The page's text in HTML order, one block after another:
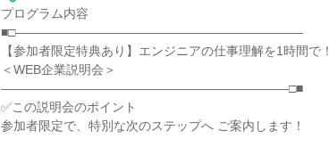
プログラム内容
■□―――――――――――――――――――――――
【参加者限定特典あり】エンジニアの仕事理解を1時間で！
＜WEB企業説明会＞
―――――――――――――――――――――――□■
✅この説明会のポイント
参加者限定で、特別な次のステップへ ご案内します！